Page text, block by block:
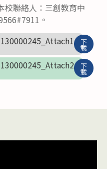
校聯絡人：三創教育中
。
下
載
下
載